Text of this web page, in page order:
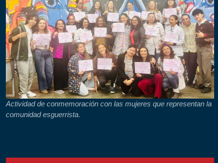
Actividad de conmemoración con las mujeres que representan la
comunidad esguerrista.